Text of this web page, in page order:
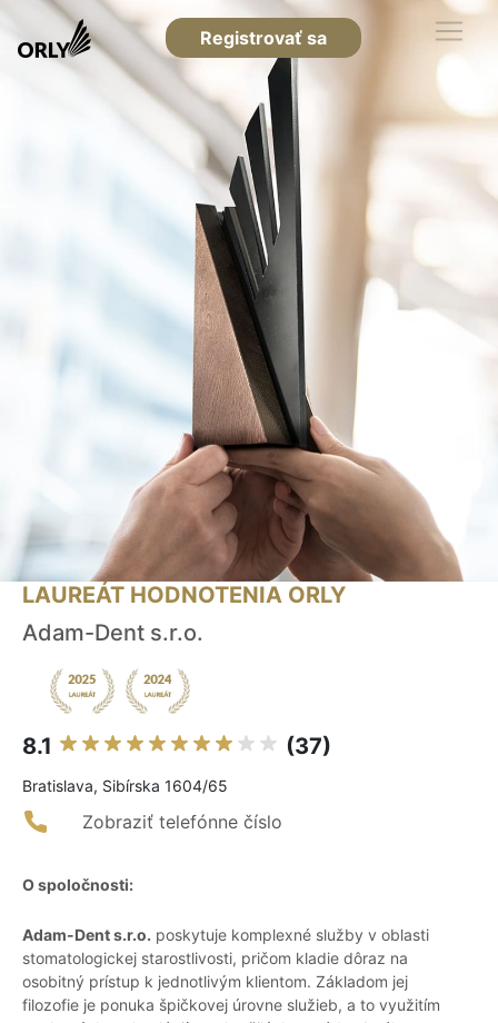
Registrovať sa
LAUREÁT HODNOTENIA ORLY
Adam-Dent s.r.o.
8.1 (37)
Bratislava, Sibírska 1604/65
Zobraziť telefónne číslo
O spoločnosti:
Adam-Dent s.r.o. poskytuje komplexné služby v oblasti
stomatologickej starostlivosti, pričom kladie dôraz na
osobitný prístup k jednotlivým klientom. Základom jej
filozofie je ponuka špičkovej úrovne služieb, a to využitím